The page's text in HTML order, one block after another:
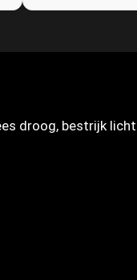
droog, bestrijk